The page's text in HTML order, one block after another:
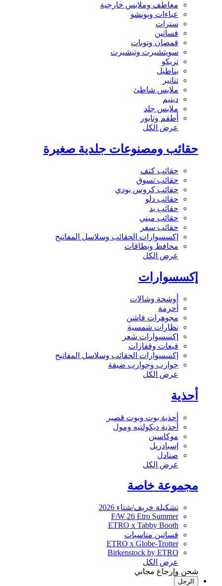
معاطف وملابس خارجية
عباءات وبونشو
سترات
فساتين
قمصان وتوبات
سويتشيرت وتيشيرت
تريكو
بناطيل
تنانير
ملابس شاطئ
دينيم
ملابس جلد
أطقم وتايور
عرض الكل
حقائب ومصنوعات جلدية صغيرة
حقائب كتف
حقائب تسوق
حقائب كروس بودي
حقائب دلو
حقائب يد
حقائب ميني
حقائب سفر
إكسسوارات الحقائب وسلاسل المفاتيح
محافظ وبطاقات
عرض الكل
إكسسوارات
أوشحة وشالات
أحزمة
مجوهرات فاشن
نظارات شمسية
إكسسوارات شعر
قبعات وقفازات
إكسسوارات الحقائب وسلاسل المفاتيح
جوارب وجوارب ضيقة
عرض الكل
أحذية
أحذية بوت وبوت قصير
أحذية ديكولتيه ومول
موكاسين
إسبادريل
صنادل
عرض الكل
مجموعة خاصة
تشكيلة خريف/شتاء 2026
F/W 26 Etro Summer
ETRO x Tabby Booth
فساتين مناسبات
ETRO x Globe-Trotter
Birkenstock by ETRO
عرض الكل
شحن وإرجاع مجاني
الرجل